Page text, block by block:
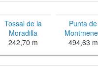
Tossal de la
Moradilla
242,70 m
Punta de
494,63 m